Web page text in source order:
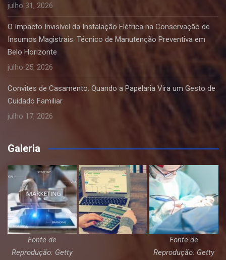
julho 31, 2026
O Impacto Invisível da Instalação Elétrica na Conservação de
Insumos Magistrais: Técnico de Manutenção Preventiva em
Belo Horizonte
julho 25, 2026
Convites de Casamento: Quando a Papelaria Vira um Gesto de
Cuidado Familiar
julho 17, 2026
Galeria
Fonte de
Reprodução: Getty
Fonte de
Reprodução: Getty